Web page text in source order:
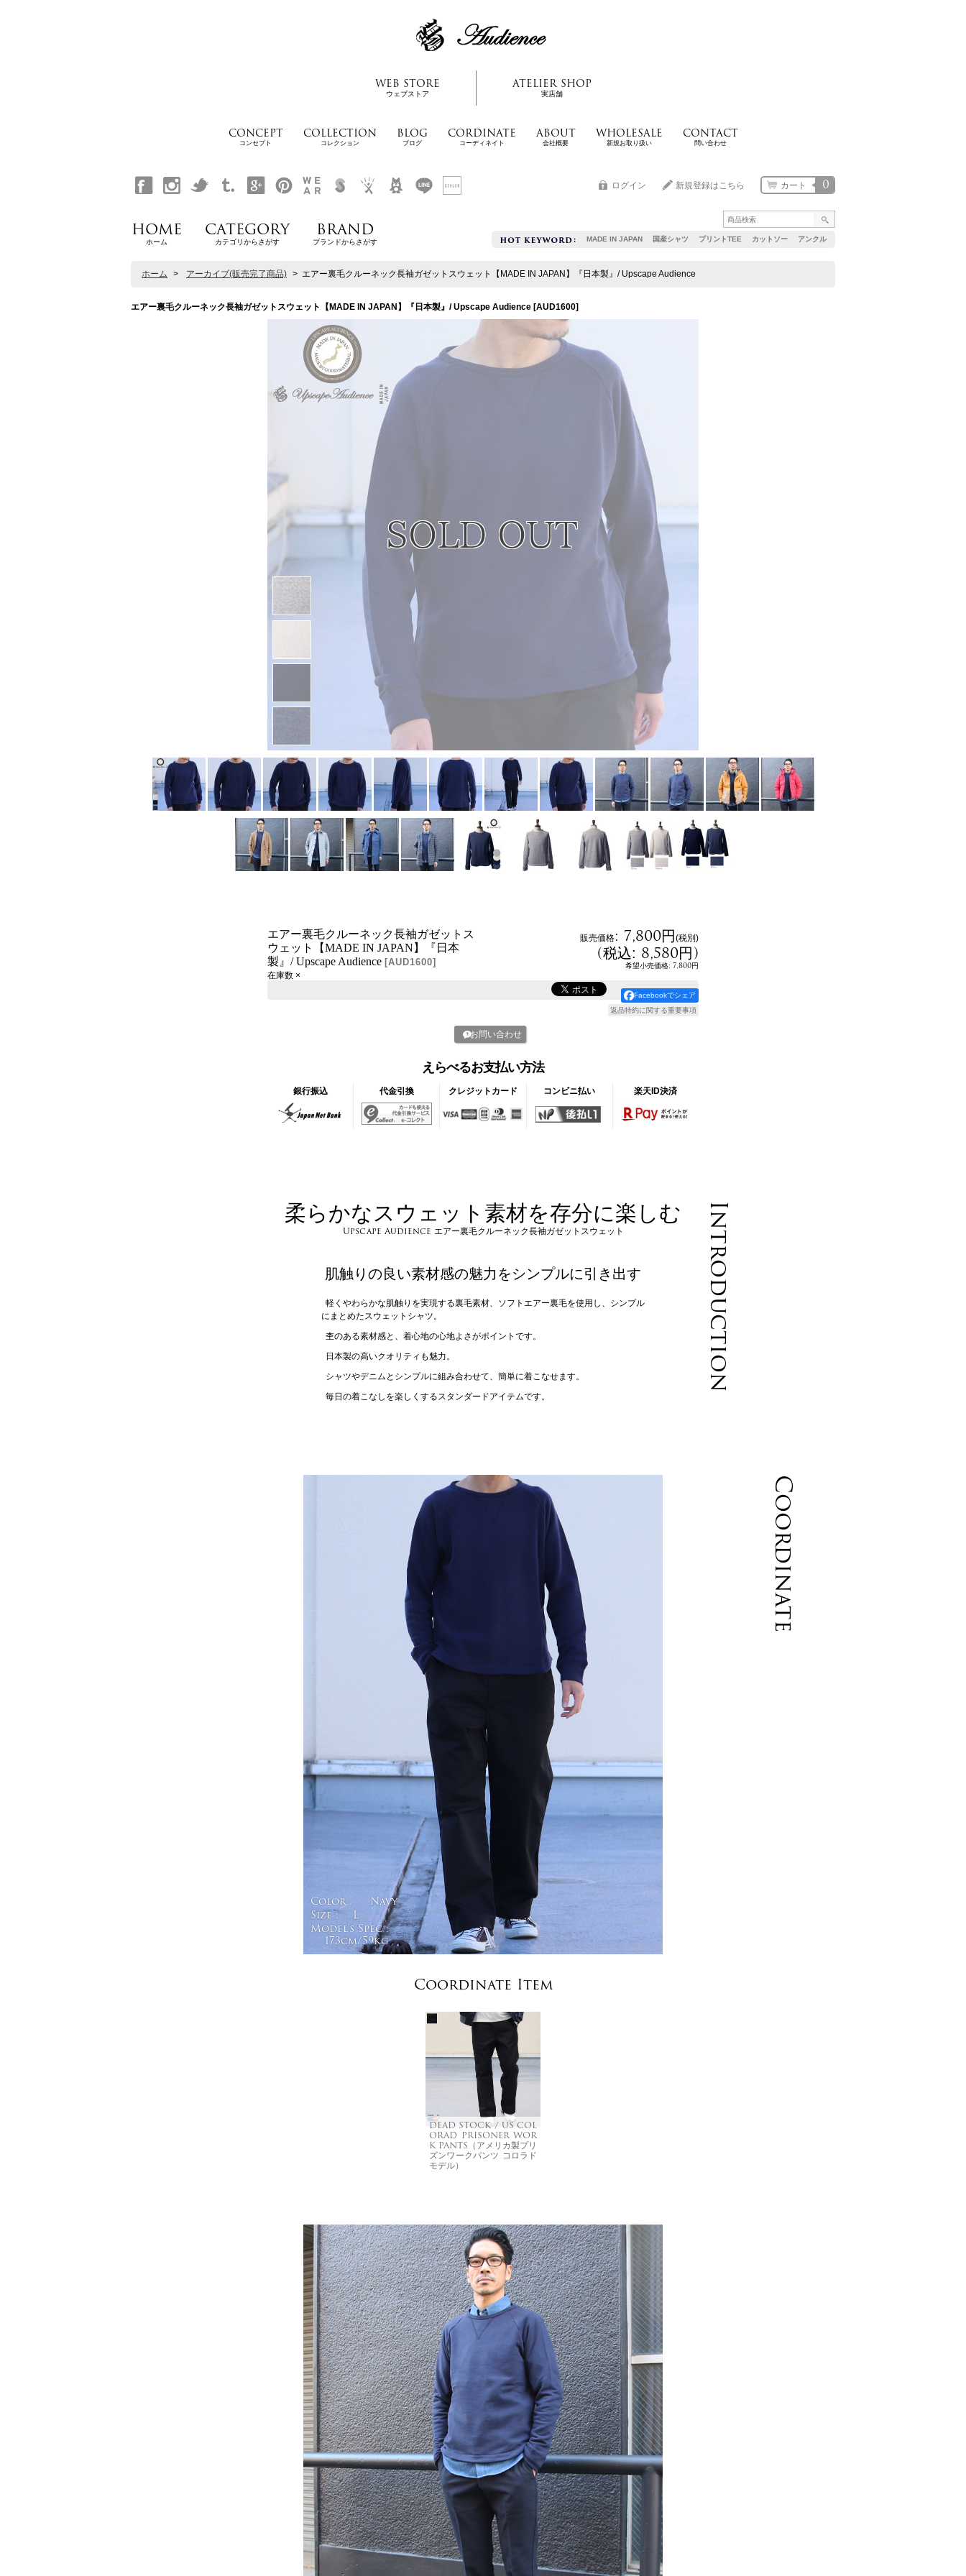
WEB STORE
ウェブストア
ATELIER SHOP
実店舗
CONCEPT
コンセプト
COLLECTION
コレクション
BLOG
ブログ
CORDINATE
コーディネイト
ABOUT
会社概要
WHOLESALE
新規お取り扱い
CONTACT
問い合わせ
MADE IN JAPAN 国産シャツ プリントTEE カットソー アンクル
0
カート
ログイン 新規登録はこちら
HOME
ホーム
CATEGORY
カテゴリからさがす
BRAND
ブランドからさがす
ホーム > アーカイブ(販売完了商品) > エアー裏毛クルーネック長袖ガゼットスウェット【MADE IN JAPAN】『日本製』/ Upscape Audience
エアー裏毛クルーネック長袖ガゼットスウェット【MADE IN JAPAN】『日本製』/ Upscape Audience [AUD1600]
エアー裏毛クルーネック長袖ガゼットス
ウェット【MADE IN JAPAN】『日本
製』/ Upscape Audience [AUD1600]
販売価格: 7,800円(税別)
(税込: 8,580円)
希望小売価格: 7,800円
在庫数 ×
Facebookでシェア
返品特約に関する重要事項
お問い合わせ
えらべるお支払い方法
銀行振込 代金引換 クレジットカード コンビニ払い 楽天ID決済
Introduction
柔らかなスウェット素材を存分に楽しむ
Upscape Audience エアー裏毛クルーネック長袖ガゼットスウェット
肌触りの良い素材感の魅力をシンプルに引き出す
軽くやわらかな肌触りを実現する裏毛素材、ソフトエアー裏毛を使用し、シンプル
にまとめたスウェットシャツ。
杢のある素材感と、着心地の心地よさがポイントです。
日本製の高いクオリティも魅力。
シャツやデニムとシンプルに組み合わせて、簡単に着こなせます。
毎日の着こなしを楽しくするスタンダードアイテムです。
Coordinate
Color :
Navy
Size :
L
Model's Spec :
173cm/59kg
Coordinate Item
DEAD STOCK / US COL
ORAD PRISONER WOR
K PANTS（アメリカ製プリ
ズンワークパンツ コロラド
モデル）